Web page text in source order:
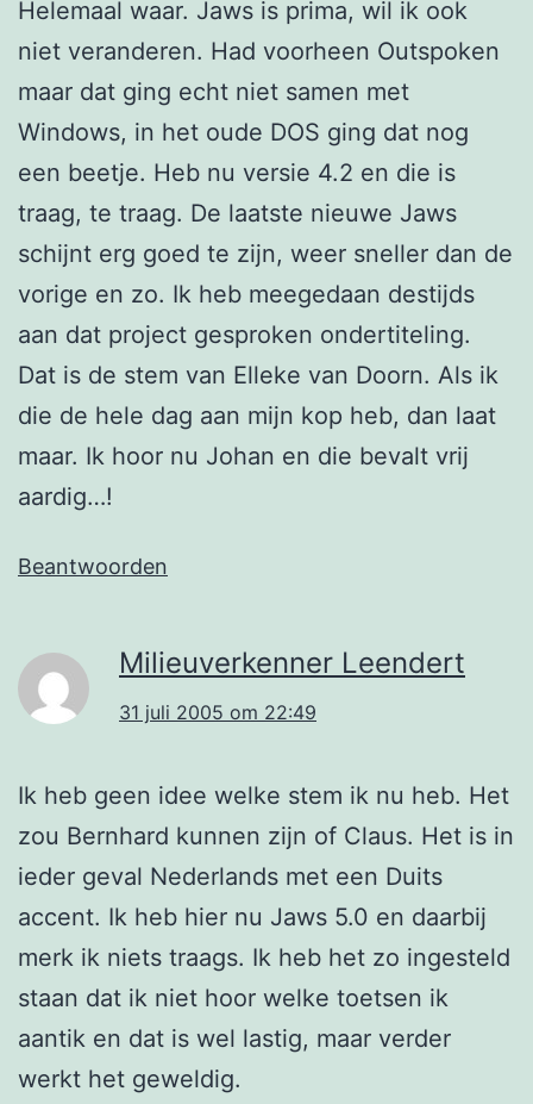
Helemaal waar. Jaws is prima, wil ik ook
niet veranderen. Had voorheen Outspoken
maar dat ging echt niet samen met
Windows, in het oude DOS ging dat nog
een beetje. Heb nu versie 4.2 en die is
traag, te traag. De laatste nieuwe Jaws
schijnt erg goed te zijn, weer sneller dan de
vorige en zo. Ik heb meegedaan destijds
aan dat project gesproken ondertiteling.
Dat is de stem van Elleke van Doorn. Als ik
die de hele dag aan mijn kop heb, dan laat
maar. Ik hoor nu Johan en die bevalt vrij
aardig…!
Beantwoorden
Milieuverkenner Leendert
31 juli 2005 om 22:49
Ik heb geen idee welke stem ik nu heb. Het
zou Bernhard kunnen zijn of Claus. Het is in
ieder geval Nederlands met een Duits
accent. Ik heb hier nu Jaws 5.0 en daarbij
merk ik niets traags. Ik heb het zo ingesteld
staan dat ik niet hoor welke toetsen ik
aantik en dat is wel lastig, maar verder
werkt het geweldig.